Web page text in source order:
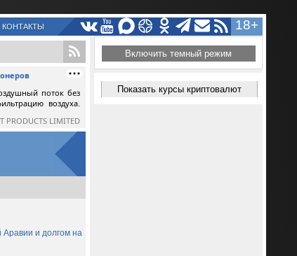
18+
КОНТАКТЫ
поток без
воздуха.
PRODUCTS LIMITED
Аравии и долгом на
Включить темный режим
Показать курсы криптовалют